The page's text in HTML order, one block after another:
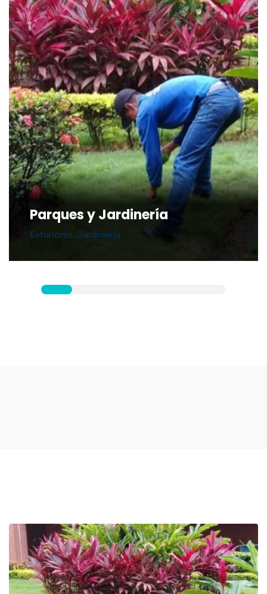
Parques y Jardinería
Exteriores, Jardinería